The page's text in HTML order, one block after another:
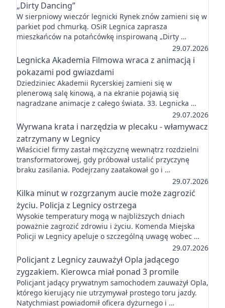
„Dirty Dancing”
W sierpniowy wieczór legnicki Rynek znów zamieni się w
parkiet pod chmurką. OSiR Legnica zaprasza
mieszkańców na potańcówkę inspirowaną „Dirty …
29.07.2026
Legnicka Akademia Filmowa wraca z animacją i
pokazami pod gwiazdami
Dziedziniec Akademii Rycerskiej zamieni się w
plenerową salę kinową, a na ekranie pojawią się
nagradzane animacje z całego świata. 33. Legnicka …
29.07.2026
Wyrwana krata i narzędzia w plecaku - włamywacz
zatrzymany w Legnicy
Właściciel firmy zastał mężczyznę wewnątrz rozdzielni
transformatorowej, gdy próbował ustalić przyczynę
braku zasilania. Podejrzany zaatakował go i …
29.07.2026
Kilka minut w rozgrzanym aucie może zagrozić
życiu. Policja z Legnicy ostrzega
Wysokie temperatury mogą w najbliższych dniach
poważnie zagrozić zdrowiu i życiu. Komenda Miejska
Policji w Legnicy apeluje o szczególną uwagę wobec …
29.07.2026
Policjant z Legnicy zauważył Opla jadącego
zygzakiem. Kierowca miał ponad 3 promile
Policjant jadący prywatnym samochodem zauważył Opla,
którego kierujący nie utrzymywał prostego toru jazdy.
Natychmiast powiadomił oficera dyżurnego i …